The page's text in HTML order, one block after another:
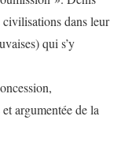
dans leur
qui s’y
argumentée de la